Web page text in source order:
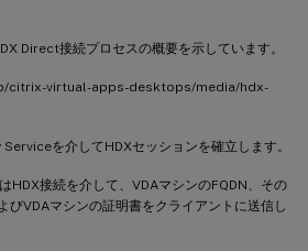
Direct接続プロセスの概要を示しています。
jp/citrix-virtual-apps-desktops/media/hdx-
を介してHDXセッションを確立します。
HDX接続を介して、VDAマシンのFQDN、その
びVDAマシンの証明書をクライアントに送信し